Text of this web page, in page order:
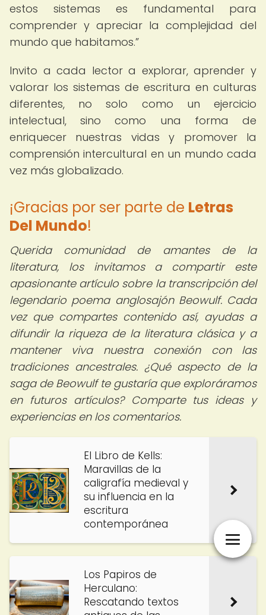
estos sistemas es fundamental para
comprender y apreciar la complejidad del
mundo que habitamos.
Invito a cada lector a explorar, aprender y
valorar los sistemas de escritura en culturas
diferentes, no solo como un ejercicio
intelectual, sino como una forma de
enriquecer nuestras vidas y promover la
comprensión intercultural en un mundo cada
vez más globalizado.
¡Gracias por ser parte de Letras
Del Mundo!
Querida comunidad de amantes de la
literatura, los invitamos a compartir este
apasionante artículo sobre la transcripción del
legendario poema anglosajón Beowulf. Cada
vez que compartes contenido así, ayudas a
difundir la riqueza de la literatura clásica y a
mantener viva nuestra conexión con las
tradiciones ancestrales. ¿Qué aspecto de la
saga de Beowulf te gustaría que exploráramos
en futuros artículos? Comparte tus ideas y
experiencias en los comentarios.
El Libro de Kells:
Maravillas de la
caligrafía medieval y
su influencia en la
escritura
contemporánea
Los Papiros de
Herculano:
Rescatando textos